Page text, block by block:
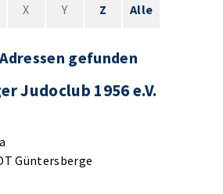
X Y Z Alle
gefunden
Judoclub 1956 e.V.
Güntersberge